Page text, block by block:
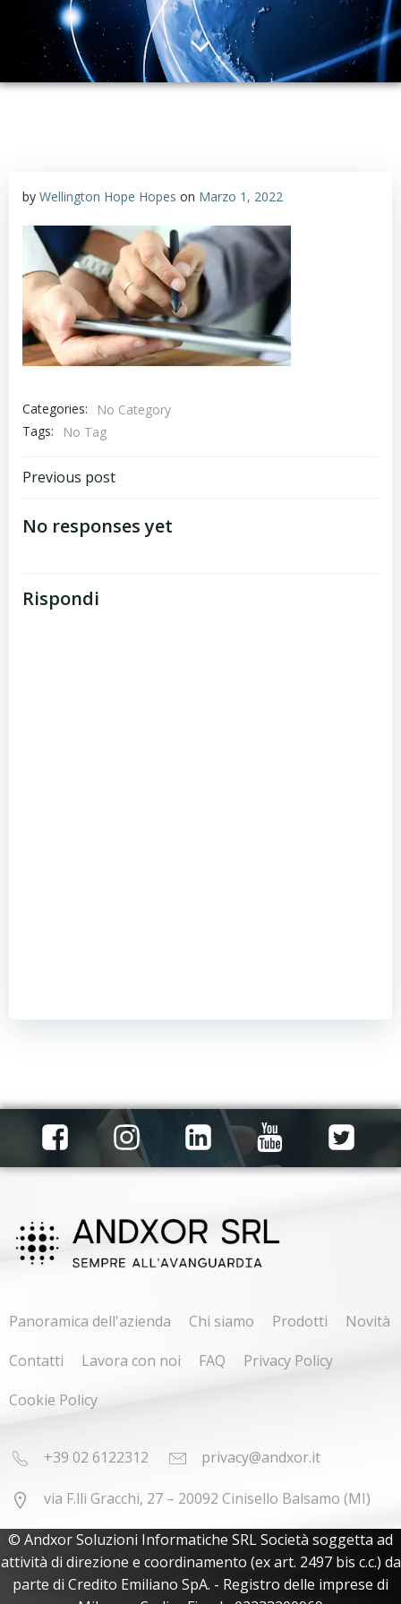
by Wellington Hope Hopes on Marzo 1, 2022
Categories:
No Category
Tags:
No Tag
Post
navigation
Previous post
No responses yet
Rispondi
Panoramica dell'azienda Chi siamo Prodotti
Novità
Contatti
Lavora con noi FAQ
Privacy Policy
Cookie Policy
+39 02 6122312 privacy@andxor.it
via F.lli Gracchi, 27 – 20092 Cinisello Balsamo (MI)
© Andxor Soluzioni Informatiche SRL Società soggetta ad
attività di direzione e coordinamento (ex art. 2497 bis c.c.) da
parte di Credito Emiliano SpA. - Registro delle imprese di